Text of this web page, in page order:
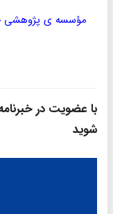
مؤسسه ی پژوهشی
با عضویت در
شوید